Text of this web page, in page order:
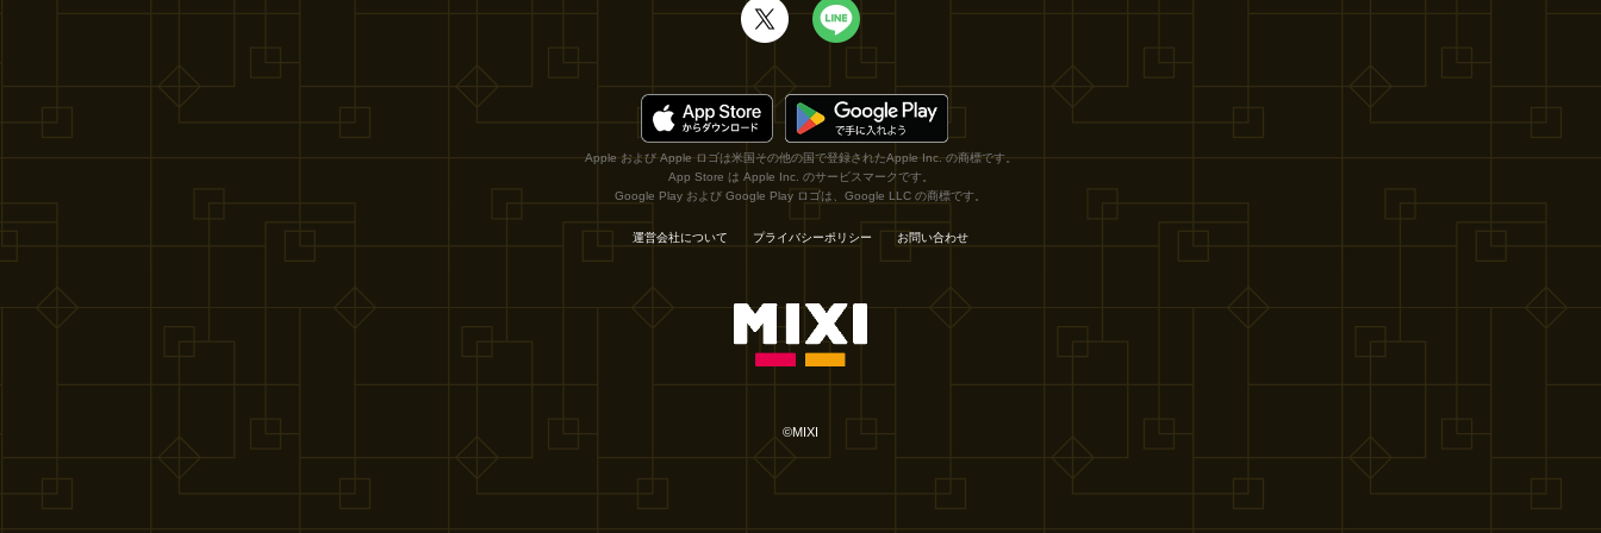
Apple および Apple ロゴは米国その他の国で登録されたApple Inc. の商標です。
App Store は Apple Inc. のサービスマークです。
Google Play および Google Play ロゴは、Google LLC の商標です。
運営会社について プライバシーポリシー お問い合わせ
©MIXI